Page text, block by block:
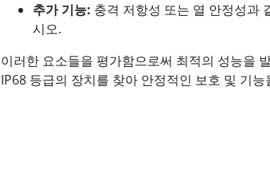
추가 기능: 충격 저항성 또는 열 안정성과
시오.
이러한 요소들을 평가함으로써 최적의 성능을
IP68 등급의 장치를 찾아 안정적인 보호 및 기